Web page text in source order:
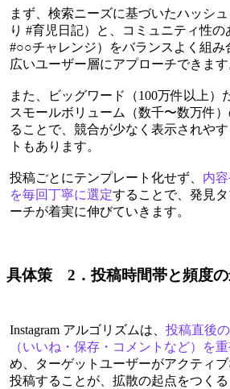
まず、検索ニーズに基づいたハッシ
り #育児日記）と、コミュニティ性
#○○チャレンジ）をバランスよく組み
広いユーザー層にアプローチできます
また、ビッグワード（100万件以上）
スモールボリューム（数千〜数万件
ることで、競合が少なく表示されや
トもあります。
投稿ごとにテンプレート化せず、 内
を毎回丁寧に選定することで、発見
ーチが着実に伸びていきます。
具体策 2．投稿時間帯と頻度
Instagram アルゴリズムは、投稿直後
（いいね・保存・コメントなど）を重
め、ターゲットユーザーがアクティ
投稿することが、拡散の起点をつく